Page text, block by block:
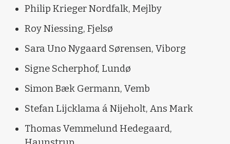
Philip Krieger Nordfalk, Mejlby
Roy Niessing, Fjelsø
Sara Uno Nygaard Sørensen, Viborg
Signe Scherphof, Lundø
Simon Bæk Germann, Vemb
Stefan Lijcklama á Nijeholt, Ans Mark
Thomas Vemmelund Hedegaard,